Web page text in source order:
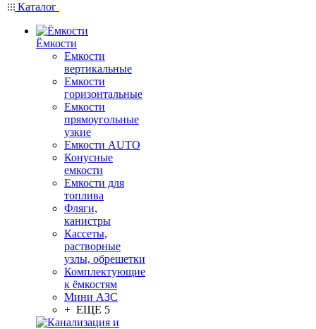
Каталог
Ёмкости
Емкости
вертикальные
Емкости
горизонтальные
Емкости
прямоугольные
узкие
Емкости АUТО
Конусные
емкости
Емкости для
топлива
Фляги,
канистры
Кассеты,
растворные
узлы, обрешетки
Комплектующие
к ёмкостям
Мини АЗС
+ ЕЩЕ 5